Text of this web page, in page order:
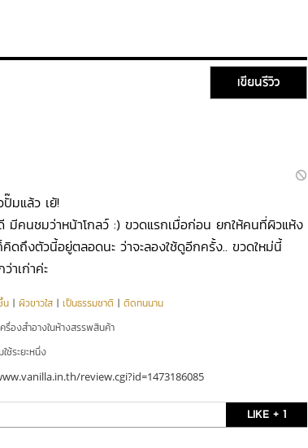
เขียนรีวิว
มแล้ว เย้!
มีคนชมว่าหน้าโกลว์ :) ขวดแรกเมื่อก่อน ยกให้คนที่ผิวแห้ง
คิดถึงตัวนี้อยู่ตลอดนะ ว่าจะลองใช้ดูอีกครั้ง.. ขวดใหม่นี้
าเก่าค่ะ
น | ผิวขาวใส | เป็นธรรมชาติ | ติดทนนาน
ครื่องสำอางในห้างสรรพสินค้า
ช้ระยะหนึ่ง
review.cgi?id=1473186085
LIKE + 1